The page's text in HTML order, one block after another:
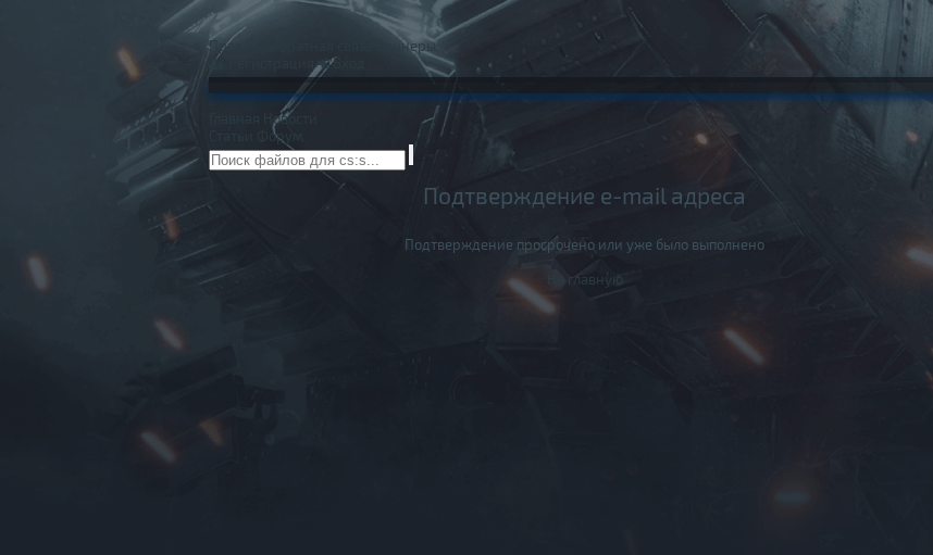
Правила
Баннеры
Вход
Новости
Форум
Подтверждение e-mail адреса
Подтверждение просрочено или уже было выполнено
На главную